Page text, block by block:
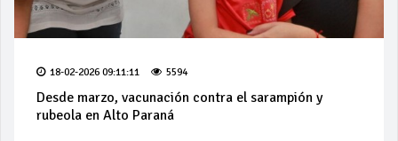
18-02-2026 09:11:11 5594
Desde marzo, vacunación contra el sarampión y
rubeola en Alto Paraná